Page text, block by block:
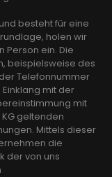
besteht für eine
holen wir
Person ein. Die
beispielsweise des
Telefonnummer
mit der
mit
geltenden
Mittels dieser
die
der von uns